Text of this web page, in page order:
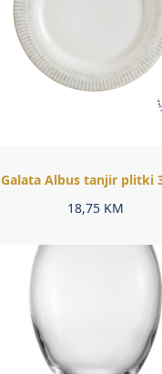
Galata Albus tanjir plitki
18,75 KM